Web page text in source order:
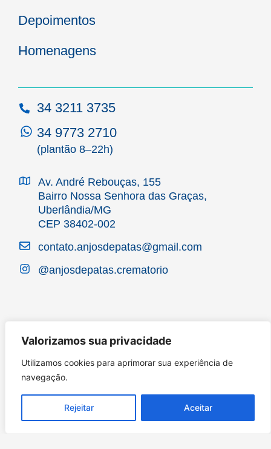
Valorizamos sua privacidade
Utilizamos cookies para aprimorar sua experiência de
navegação.
Rejeitar Aceitar
Depoimentos
Homenagens
34 3211 3735
34 9773 2710
(plantão 8–22h)
Av. André Rebouças, 155
Bairro Nossa Senhora das Graças,
Uberlândia/MG
CEP 38402-002
contato.anjosdepatas@gmail.com
@anjosdepatas.crematorio